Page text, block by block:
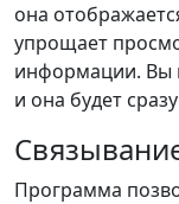
она
упрощает
информации. Вы
и она будет
Программа